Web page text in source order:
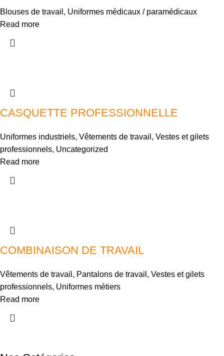
Blouses de travail , Uniformes médicaux / paramédicaux
Read more
CASQUETTE PROFESSIONNELLE
Uniformes industriels, Vêtements de travail , Vestes et gilets
professionnels, Uncategorized
Read more
COMBINAISON DE TRAVAIL
Vêtements de travail , Pantalons de travail , Vestes et gilets
professionnels, Uniformes métiers
Read more